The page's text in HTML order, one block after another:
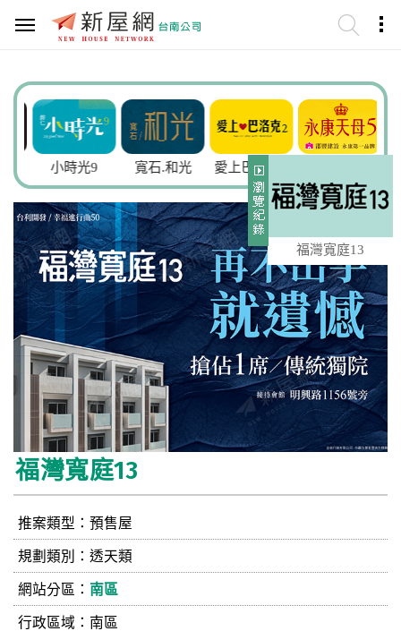
福灣寬庭13
小時光9 寬石.和光 愛上巴洛克2
福灣寬庭13
推案類型：預售屋
規劃類別：透天類
網站分區： 南區
行政區域：南區